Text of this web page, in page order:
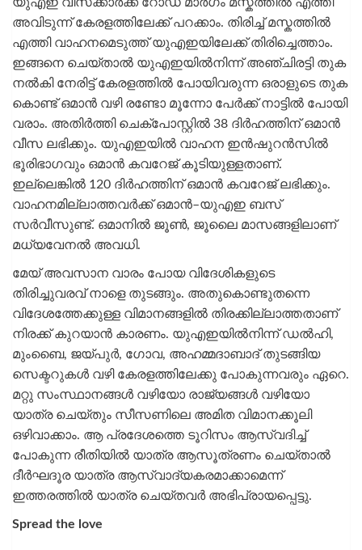
അവിടുന്ന് കേരളത്തിലേക്ക് പറക്കാം. തിരിച്ച് മസ്കത്തിൽ
എത്തി വാഹനമെടുത്ത് യുഎഇയിലേക്ക് തിരിച്ചെത്താം.
ഇങ്ങനെ ചെയ്താൽ യുഎഇയിൽനിന്ന് അഞ്ചിരട്ടി തുക
നൽകി നേരിട്ട് കേരളത്തിൽ പോയിവരുന്ന ഒരാളുടെ തുക
കൊണ്ട് ഒമാൻ വഴി രണ്ടോ മൂന്നോ പേർക്ക് നാട്ടിൽ പോയി
വരാം. അതിർത്തി ചെക്പോസ്റ്റിൽ 38 ദിർഹത്തിന് ഒമാൻ
വീസ ലഭിക്കും. യുഎഇയിൽ വാഹന ഇൻഷുറൻസിൽ
ഭൂരിഭാഗവും ഒമാൻ കവറേജ് കൂടിയുള്ളതാണ്.
ഇല്ലെങ്കിൽ 120 ദിർഹത്തിന് ഒമാൻ കവറേജ് ലഭിക്കും.
വാഹനമില്ലാത്തവർക്ക് ഒമാൻ–യുഎഇ ബസ്
സർവീസുണ്ട്. ഒമാന‍ിൽ ജൂൺ, ജൂലൈ മാസങ്ങളിലാണ്
മധ്യവേനൽ അവധി.
മേയ് അവസാന വാരം പോയ വിദേശികളുടെ
തിരിച്ചുവരവ് നാളെ തുടങ്ങും. അതുകൊണ്ടുതന്നെ
വിദേശത്തേക്കുള്ള വിമാനങ്ങളിൽ തിരക്കില്ലാത്തതാണ്
നിരക്ക് കുറയാൻ കാരണം. യുഎഇയിൽനിന്ന് ‍ഡൽഹി,
മുംബൈ, ജയ്പുർ, ഗോവ, അഹമ്മദാബാദ് തുടങ്ങിയ
സെക്ടറുകൾ വഴി കേരളത്തിലേക്കു പോകുന്നവരും ഏറെ.
മറ്റു സംസ്ഥാനങ്ങൾ വഴിയോ രാജ്യങ്ങൾ വഴിയോ
യാത്ര ചെയ്തും സീസണിലെ അമിത വിമാനക്കൂലി
ഒഴിവാക്കാം. ആ പ്രദേശത്തെ ടൂറിസം ആസ്വദിച്ച്
പോകുന്ന രീതിയിൽ യാത്ര ആസൂത്രണം ചെയ്താൽ
ദീർഘദൂര യാത്ര ആസ്വാദ്യകരമാക്കാമെന്ന്
ഇത്തരത്തിൽ യാത്ര ചെയ്തവർ അഭിപ്രായപ്പെട്ടു.
Spread the love